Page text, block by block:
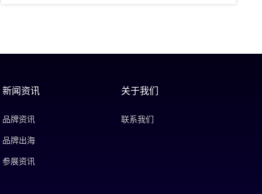
新闻资讯
品牌资讯
品牌出海
参展资讯
关于我们
联系我们